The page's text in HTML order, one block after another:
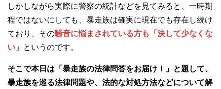
しかしながら実際に警察の統計などを見てみると、一時期
程ではないにしても、暴走族は確実に現在でも存在し続け
ており、その騒音に悩まされている方も「決して少なくな
い」
というのです。
そこで本日は「 暴走族の法律問答をお届け！」と題して、
暴走族を巡る法律問題や、法的な対処方法などについて解